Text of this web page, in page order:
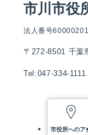
市川市役
法人番号
〒272-8501 千葉
Tel:047-334-1111
市役所へのア